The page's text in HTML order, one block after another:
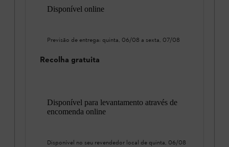
Disponível online
Previsão de entrega: quinta, 06/08 a sexta, 07/08
Recolha gratuita
Disponível para levantamento através de
encomenda online
Disponível no seu revendedor local de quinta, 06/08